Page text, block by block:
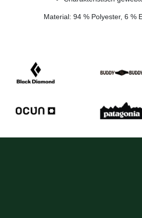
Material: 94 % Polyester, 6 %